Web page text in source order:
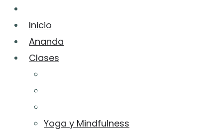
Inicio
Ananda
Clases
Yoga y Mindfulness